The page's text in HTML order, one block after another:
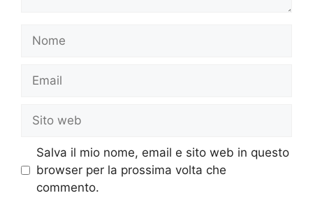
Nome
Email
Sito
web
Salva il mio nome, email e sito web in questo
browser per la prossima volta che
commento.